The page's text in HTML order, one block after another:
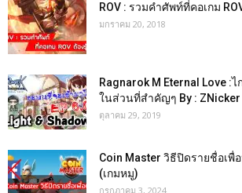
ROV : รวมคำศัพท์ที่คอเกม
มกราคม 20, 2018
Ragnarok M Eternal Love :
ในส่วนที่สำคัญๆ By : ZNicker
ตุลาคม 29, 2019
Coin Master วิธีปิดรายชื่อเพื่
(เกมหมู)
กรกฎาคม 3, 2024